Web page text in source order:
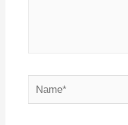
Name*